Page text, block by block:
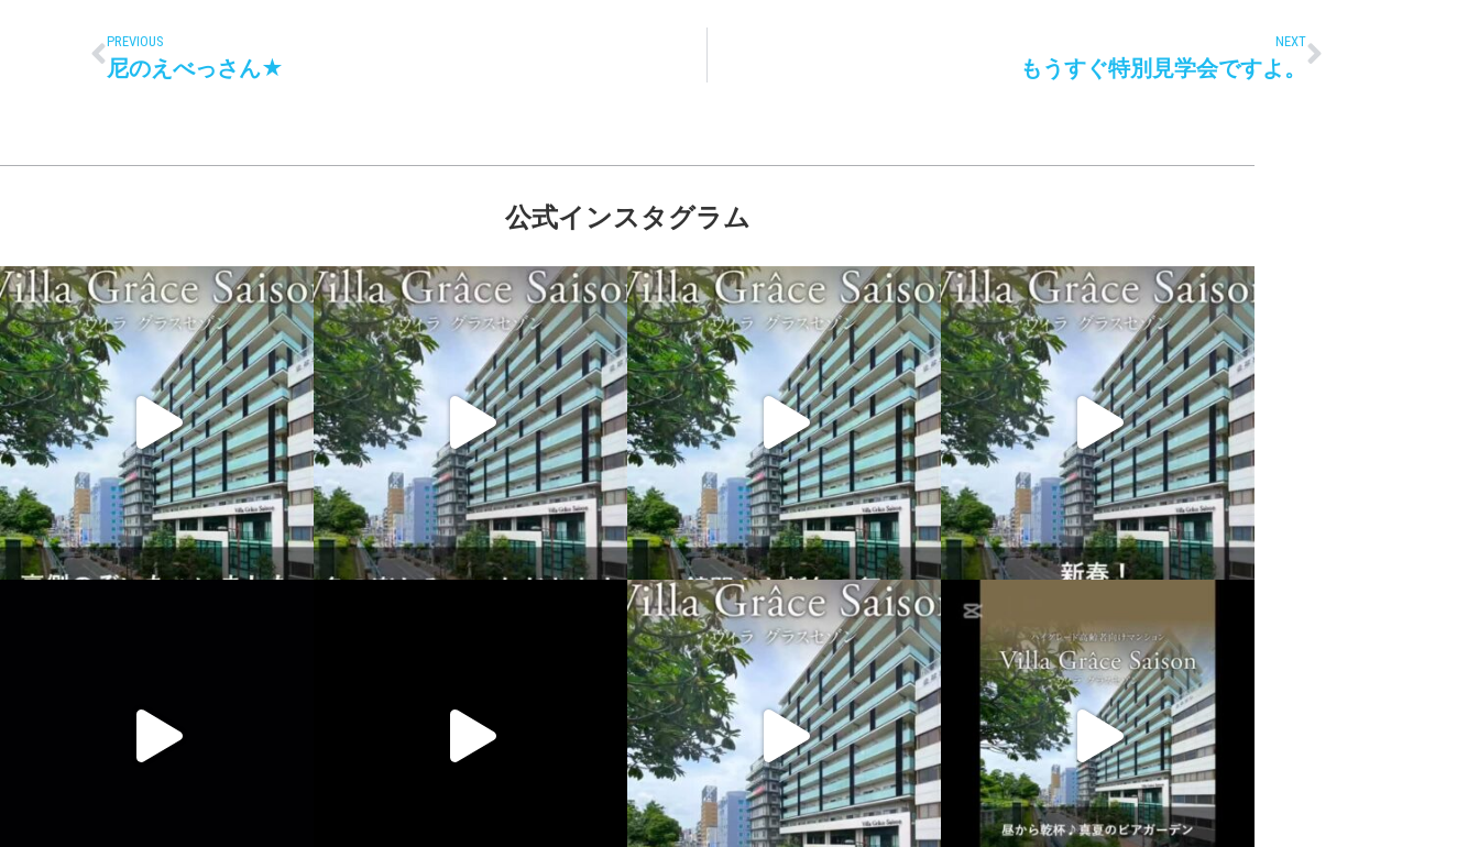
PREVIOUS
尼のえべっさん★
NEXT
もうすぐ特別見学会ですよ。
公式インスタグラム